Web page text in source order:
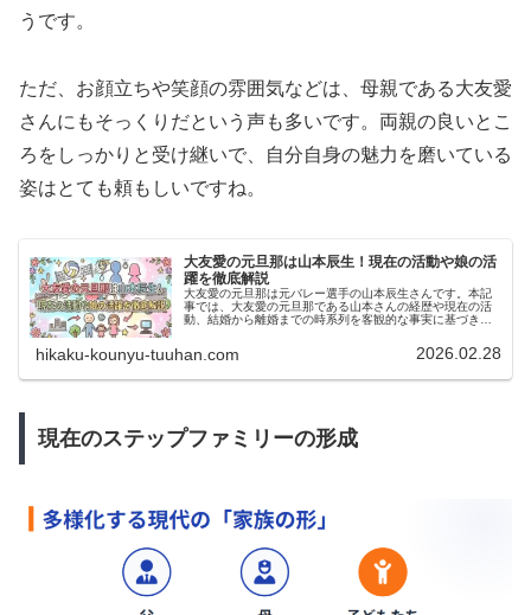
うです。
ただ、お顔立ちや笑顔の雰囲気などは、母親である大友愛
さんにもそっくりだという声も多いです。両親の良いとこ
ろをしっかりと受け継いで、自分自身の魅力を磨いている
姿はとても頼もしいですね。
大友愛の元旦那は山本辰生！現在の活動や娘の活
躍を徹底解説
大友愛の元旦那は元バレー選手の山本辰生さんです。本記
事では、大友愛の元旦那である山本さんの経歴や現在の活
動、結婚から離婚までの時系列を客観的な事実に基づき分
が違う理由、秋本啓之さんとの再婚についても網羅した必
見の内容です。
hikaku-kounyu-tuuhan.com 2026.02.28
現在のステップファミリーの形成